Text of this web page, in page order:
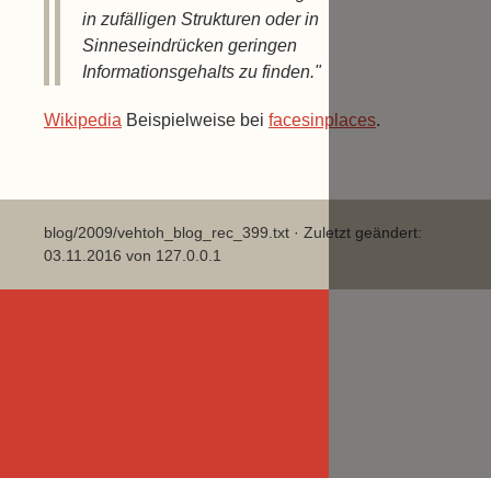
in zufälligen Strukturen oder in
Sinneseindrücken geringen
Informationsgehalts zu finden."
Wikipedia Beispielweise bei facesinplaces.
blog/2009/vehtoh_blog_rec_399.txt · Zuletzt geändert:
03.11.2016 von 127.0.0.1